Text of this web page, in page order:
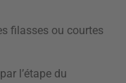
filasses ou courtes
l’étape du